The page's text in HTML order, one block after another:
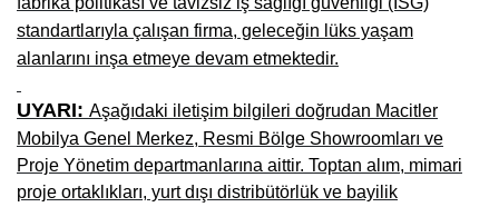
Kars Mobilya İmalatçıları, Mağazaları, Mobilyacılar
Kırşehir Mobilya İmalatçıları, Firmaları, Mobilyacılar
Malatya Mobilyacılar, Mağazaları, İmalatçıları, Fabrikaları
Sinop Mobilya İmalatçıları, Mağazaları, Mobilyacılar
standartlarıyla çalışan firma, geleceğin lüks yaşam
alanlarını inşa etmeye devam etmektedir.
UYARI: Aşağıdaki iletişim bilgileri doğrudan Macitler
Mobilya Genel Merkez, Resmi Bölge Showroomları ve
Proje Yönetim departmanlarına aittir. Toptan alım, mimari
proje ortaklıkları, yurt dışı distribütörlük ve bayilik